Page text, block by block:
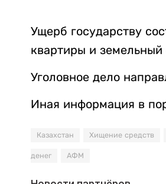
Ущерб государству
квартиры и земельный
Уголовное дело
Иная информация в
Казахстан Хищение средств
денег АФМ